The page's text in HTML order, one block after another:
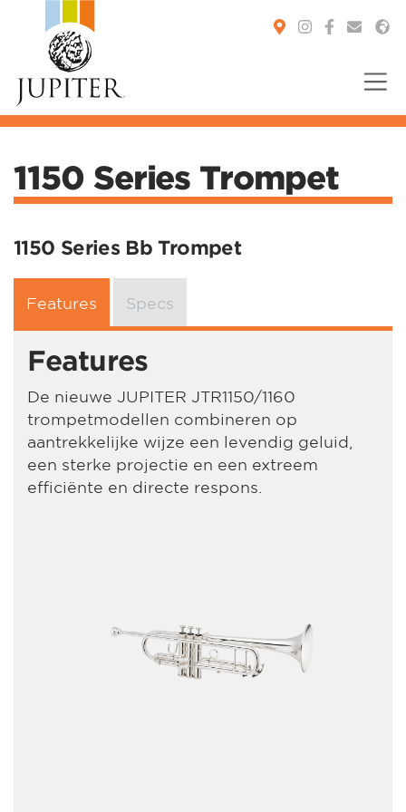
1150 Series Trompet
1150 Series Bb Trompet
Features Specs
Features
De nieuwe JUPITER JTR1150/1160
trompetmodellen combineren op
aantrekkelijke wijze een levendig geluid,
een sterke projectie en een extreem
efficiënte en directe respons.